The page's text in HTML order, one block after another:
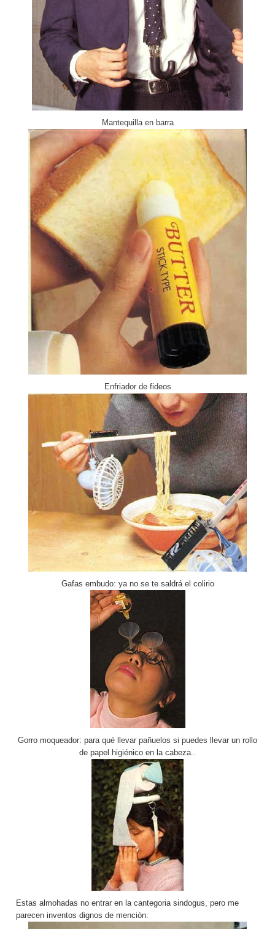
Mantequilla en barra
Enfriador de fideos
Gafas embudo: ya no se te saldrá el colirio
Gorro moqueador: para qué llevar pañuelos si puedes llevar un rollo
de papel higiénico en la cabeza..
Estas almohadas no entrar en la cantegoria sindogus, pero me
parecen inventos dignos de mención: